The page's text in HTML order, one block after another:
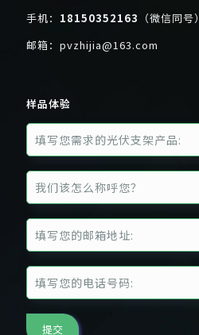
手机： 18150352163 （微信同号）
邮箱： pvzhijia@163.com
样品体验